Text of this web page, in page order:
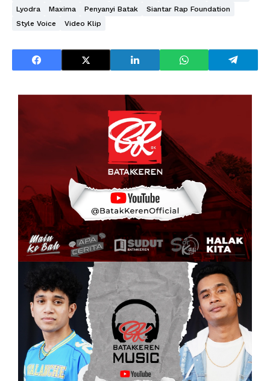
Lyodra
Maxima Penyanyi Batak
Siantar Rap Foundation
Style Voice
Video Klip